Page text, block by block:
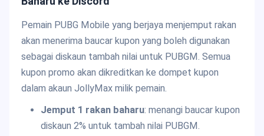
Pemain PUBG Mobile yang berjaya menjemput rakan
akan menerima baucar kupon yang boleh digunakan
sebagai diskaun tambah nilai untuk PUBGM. Semua
kupon promo akan dikreditkan ke dompet kupon
dalam akaun JollyMax milik pemain.
Jemput 1 rakan baharu: menangi baucar kupon
diskaun 2% untuk tambah nilai PUBGM.